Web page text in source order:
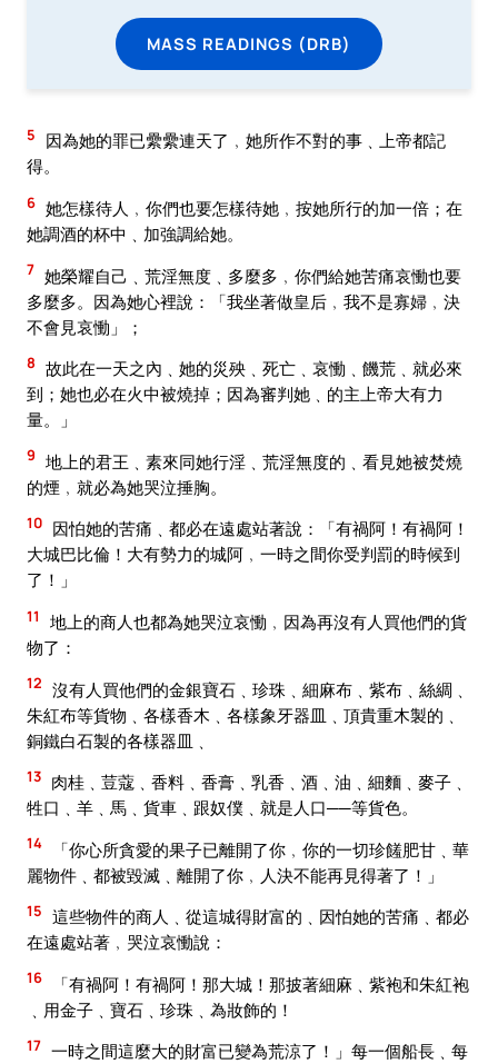
MASS READINGS (DRB)
5
因為她的罪已纍纍連天了﹐她所作不對的事﹑上帝都記
得。
6 她怎樣待人﹐你們也要怎樣待她﹐按她所行的加一倍；在
她調酒的杯中﹑加強調給她。
7 她榮耀自己﹑荒淫無度﹑多麼多﹐你們給她苦痛哀慟也要
多麼多。因為她心裡說：「我坐著做皇后﹐我不是寡婦﹐決
不會見哀慟」；
8 故此在一天之內﹑她的災殃﹑死亡﹑哀慟﹑饑荒﹑就必來
到；她也必在火中被燒掉；因為審判她﹑的主上帝大有力
量。」
9 地上的君王﹑素來同她行淫﹑荒淫無度的﹑看見她被焚燒
的煙﹐就必為她哭泣捶胸。
10 因怕她的苦痛﹑都必在遠處站著說：「有禍阿！有禍阿！
大城巴比倫！大有勢力的城阿﹐一時之間你受判罰的時候到
了！」
11
地上的商人也都為她哭泣哀慟﹐因為再沒有人買他們的貨
物了：
12 沒有人買他們的金銀寶石﹑珍珠﹑細麻布﹑紫布﹑絲綢﹑
朱紅布等貨物﹑各樣香木﹑各樣象牙器皿﹑頂貴重木製的﹑
銅鐵白石製的各樣器皿﹑
13 肉桂﹑荳蔻﹑香料﹑香膏﹑乳香﹑酒﹑油﹑細麵﹑麥子﹑
牲口﹑羊﹑馬﹑貨車﹑跟奴僕﹑就是人口──等貨色。
14
「你心所貪愛的果子已離開了你﹐你的一切珍饈肥甘﹑華
麗物件﹑都被毀滅﹑離開了你﹐人決不能再見得著了！」
15 這些物件的商人﹑從這城得財富的﹑因怕她的苦痛﹑都必
在遠處站著﹐哭泣哀慟說：
16
「有禍阿！有禍阿！那大城！那披著細麻﹑紫袍和朱紅袍
﹑用金子﹑寶石﹑珍珠﹑為妝飾的！
17 一時之間這麼大的財富已變為荒涼了！」每一個船長﹑每